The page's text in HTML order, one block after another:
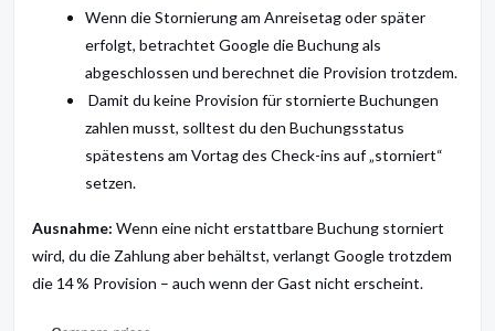
Wenn die Stornierung am Anreisetag oder später
erfolgt, betrachtet Google die Buchung als
abgeschlossen und berechnet die Provision trotzdem.
Damit du keine Provision für stornierte Buchungen
zahlen musst, solltest du den Buchungsstatus
spätestens am Vortag des Check-ins auf „storniert“
setzen.
Ausnahme: Wenn eine nicht erstattbare Buchung storniert
wird, du die Zahlung aber behältst, verlangt Google trotzdem
die 14 % Provision – auch wenn der Gast nicht erscheint.